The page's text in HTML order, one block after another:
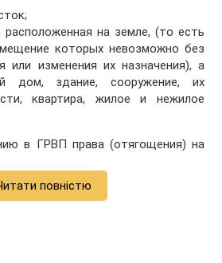
на земле, (то есть
которых невозможно без
или изменения их назначения), а
дом, здание, сооружение, их
квартира, жилое и нежилое
в ГРВП права (отягощения) на
повністю